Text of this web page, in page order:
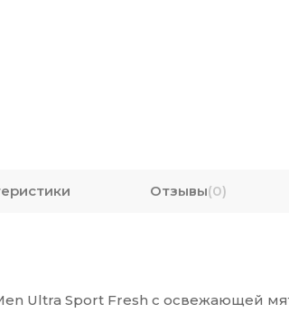
Отзывы(0)
Ultra Sport Fresh с освежающей